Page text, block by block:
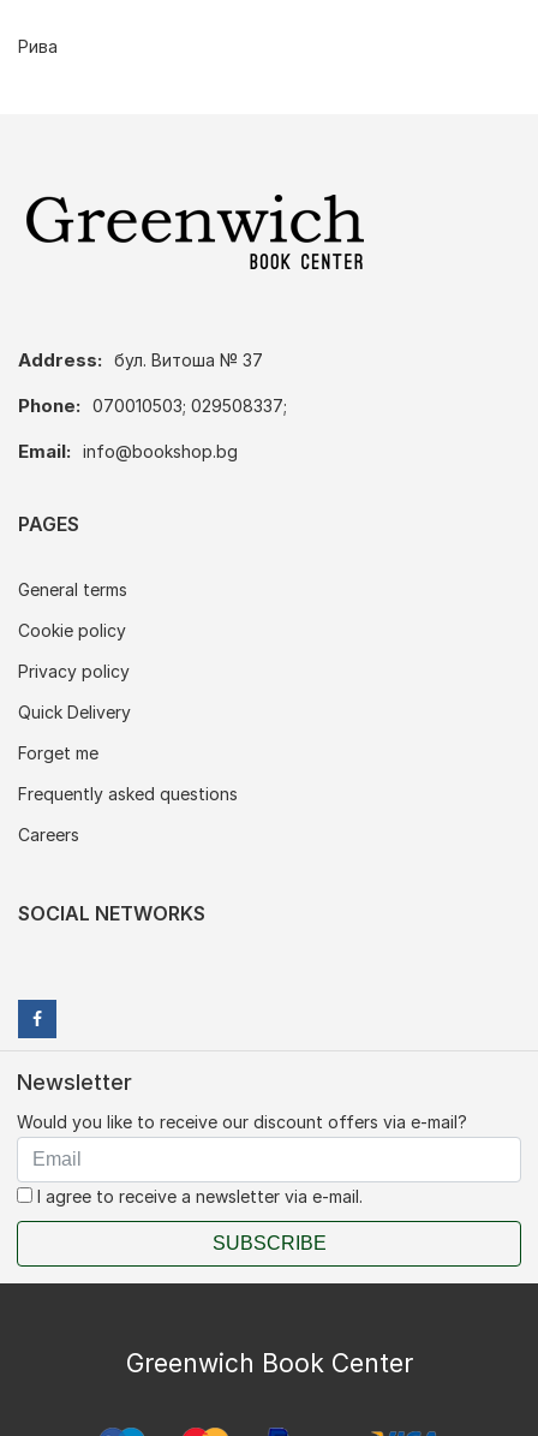
Рива
Address: бул. Витоша № 37
Phone: 070010503; 029508337;
Email: info@bookshop.bg
PAGES
General terms
Cookie policy
Privacy policy
Quick Delivery
Forget me
Frequently asked questions
Careers
SOCIAL NETWORKS
Newsletter
Would you like to receive our discount offers via e-mail?
I agree to receive a newsletter via e-mail.
SUBSCRIBE
Greenwich Book Center